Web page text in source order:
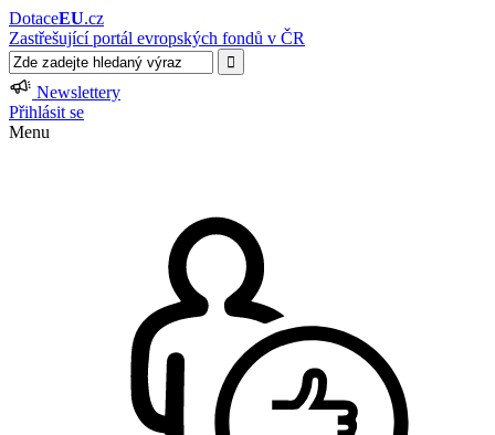
DotaceEU.cz
Zastřešující portál evropských fondů v ČR
Newslettery
Přihlásit se
Menu